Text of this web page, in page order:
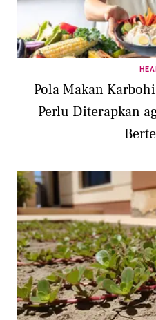
Pola Makan
Perlu Diterapkan